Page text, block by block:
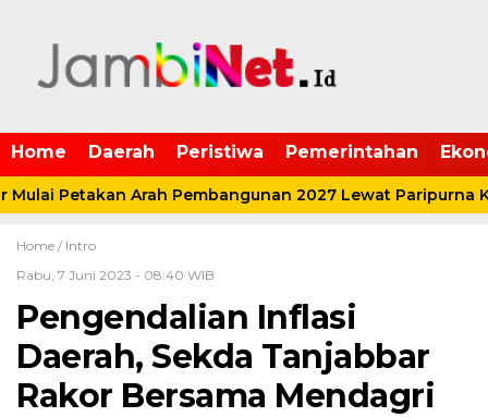
Home Daerah Peristiwa Pemerintahan
Petakan Arah Pembangunan 2027 Lewat Paripurna
Home / Intro
Rabu, 7 Juni 2023 - 08:40 WIB
Pengendalian Inflasi
Daerah, Sekda Tanjabbar
Rakor Bersama Mendagri